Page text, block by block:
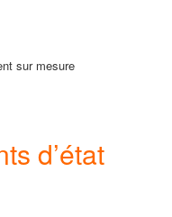
sur mesure
d’état